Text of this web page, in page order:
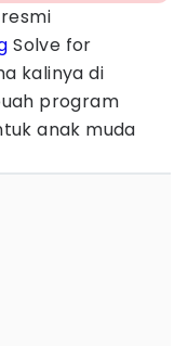
resmi
Solve for
kalinya di
program
anak muda